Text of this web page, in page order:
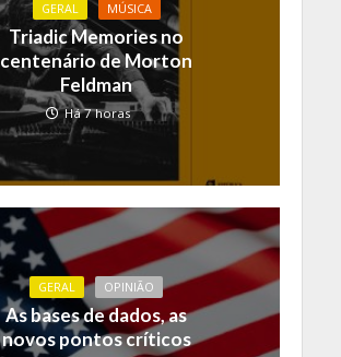
GERAL MÚSICA
Triadic Memories no
centenário de Morton
Feldman
Há 7 horas
GERAL OPINIÃO
As bases de dados, as
novos pontos críticos